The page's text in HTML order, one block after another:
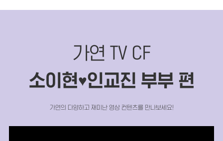
가연 TV CF
소이현♥인교진 부부 편
가연의 다양하고 재미난 영상 컨텐츠를 만나보세요!